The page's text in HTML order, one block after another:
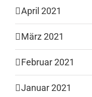
April 2021
März 2021
Februar 2021
Januar 2021